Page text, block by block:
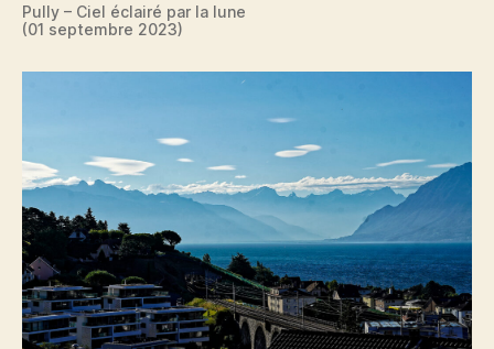
Pully – Ciel éclairé par la lune
(01 septembre 2023)